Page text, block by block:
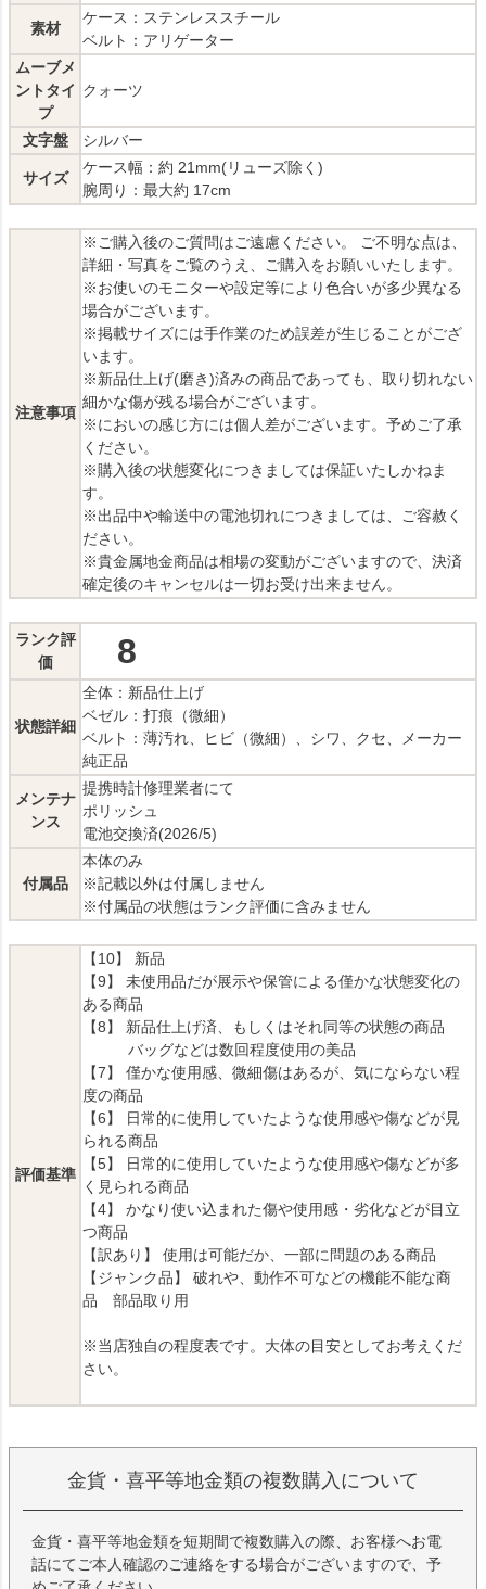
素材
ケース：ステンレススチール
ベルト：アリゲーター
ムーブメ
ントタイ
プ
クォーツ
文字盤 シルバー
サイズ
ケース幅：約 21mm(リューズ除く)
腕周り：最大約 17cm
注意事項
※ご購入後のご質問はご遠慮ください。 ご不明な点は、
詳細・写真をご覧のうえ、ご購入をお願いいたします。
※お使いのモニターや設定等により色合いが多少異なる
場合がございます。
※掲載サイズには手作業のため誤差が生じることがござ
います。
※新品仕上げ(磨き)済みの商品であっても、取り切れない
細かな傷が残る場合がございます。
※においの感じ方には個人差がございます。予めご了承
ください。
※購入後の状態変化につきましては保証いたしかねま
す。
※出品中や輸送中の電池切れにつきましては、ご容赦く
ださい。
※貴金属地金商品は相場の変動がございますので、決済
確定後のキャンセルは一切お受け出来ません。
ランク評
価
8
状態詳細
全体：新品仕上げ
ベゼル：打痕（微細）
ベルト：薄汚れ、ヒビ（微細）、シワ、クセ、メーカー
純正品
メンテナ
ンス
提携時計修理業者にて
ポリッシュ
電池交換済(2026/5)
付属品
本体のみ
※記載以外は付属しません
※付属品の状態はランク評価に含みません
評価基準
【10】 新品
【9】 未使用品だが展示や保管による僅かな状態変化の
ある商品
【8】 新品仕上げ済、もしくはそれ同等の状態の商品
バッグなどは数回程度使用の美品
【7】 僅かな使用感、微細傷はあるが、気にならない程
度の商品
【6】 日常的に使用していたような使用感や傷などが見
られる商品
【5】 日常的に使用していたような使用感や傷などが多
く見られる商品
【4】 かなり使い込まれた傷や使用感・劣化などが目立
つ商品
【訳あり】 使用は可能だか、一部に問題のある商品
【ジャンク品】 破れや、動作不可などの機能不能な商
品 部品取り用
※当店独自の程度表です。大体の目安としてお考えくだ
さい。
金貨・喜平等地金類の複数購入について
金貨・喜平等地金類を短期間で複数購入の際、お客様へお電
話にてご本人確認のご連絡をする場合がございますので、予